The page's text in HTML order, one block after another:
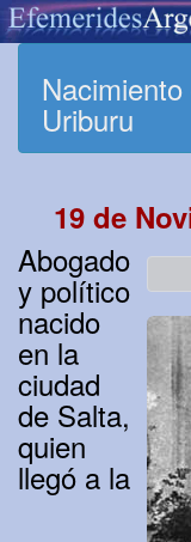
Uriburu
19 de
Abogado
y político
nacido
en la
ciudad
de Salta,
quien
llegó a la